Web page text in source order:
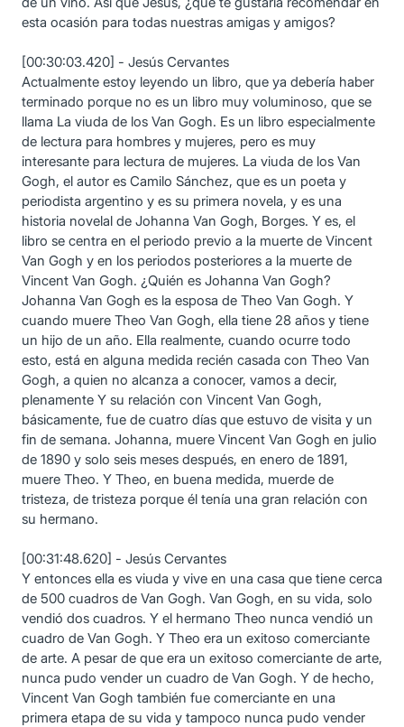
esta ocasión para todas nuestras amigas y amigos?
[00:30:03.420] - Jesús Cervantes
Actualmente estoy leyendo un libro, que ya debería haber
terminado porque no es un libro muy voluminoso, que se
llama La viuda de los Van Gogh. Es un libro especialmente
de lectura para hombres y mujeres, pero es muy
interesante para lectura de mujeres. La viuda de los Van
Gogh, el autor es Camilo Sánchez, que es un poeta y
periodista argentino y es su primera novela, y es una
historia novelal de Johanna Van Gogh, Borges. Y es, el
libro se centra en el periodo previo a la muerte de Vincent
Van Gogh y en los periodos posteriores a la muerte de
Vincent Van Gogh. ¿Quién es Johanna Van Gogh?
Johanna Van Gogh es la esposa de Theo Van Gogh. Y
cuando muere Theo Van Gogh, ella tiene 28 años y tiene
un hijo de un año. Ella realmente, cuando ocurre todo
esto, está en alguna medida recién casada con Theo Van
Gogh, a quien no alcanza a conocer, vamos a decir,
plenamente Y su relación con Vincent Van Gogh,
básicamente, fue de cuatro días que estuvo de visita y un
fin de semana. Johanna, muere Vincent Van Gogh en julio
de 1890 y solo seis meses después, en enero de 1891,
muere Theo. Y Theo, en buena medida, muerde de
tristeza, de tristeza porque él tenía una gran relación con
su hermano.
[00:31:48.620] - Jesús Cervantes
Y entonces ella es viuda y vive en una casa que tiene cerca
de 500 cuadros de Van Gogh. Van Gogh, en su vida, solo
vendió dos cuadros. Y el hermano Theo nunca vendió un
cuadro de Van Gogh. Y Theo era un exitoso comerciante
de arte. A pesar de que era un exitoso comerciante de arte,
nunca pudo vender un cuadro de Van Gogh. Y de hecho,
Vincent Van Gogh también fue comerciante en una
primera etapa de su vida y tampoco nunca pudo vender